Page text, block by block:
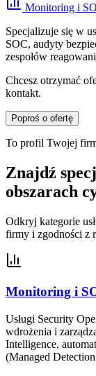
Monitoring i
Specjalizuje się w
SOC, audyty
zespołów
Chcesz otrzymać
kontakt.
Poproś o ofertę
To profil Twojej
Znajdź
obszarach
Odkryj kategorie
firmy i zgodności z
Monitoring i
Usługi Security
wdrożenia i
Intelligence,
(Managed